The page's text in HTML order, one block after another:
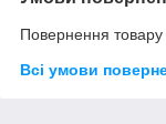
Повернення
Всі умови